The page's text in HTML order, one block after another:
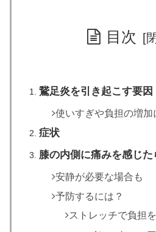
目次
鵞足炎を引き起こす要因
使いすぎや負担の増加
症状
膝の内側に痛みを感じた
安静が必要な場合も
予防するには？
ストレッチで負担